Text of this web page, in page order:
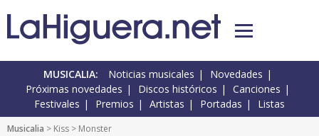
MUSICALIA: Noticias musicales
Novedades
Próximas novedades
Discos históricos
Canciones
Festivales
Premios Artistas Portadas Listas
Musicalia > Kiss > Monster